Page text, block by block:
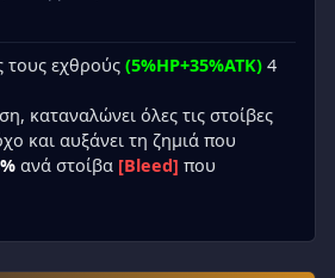
τους εχθρούς (5%HP+35%ATK) 4
καταναλώνει όλες τις στοίβες
και αυξάνει τη ζημιά που
ανά στοίβα [Bleed] που